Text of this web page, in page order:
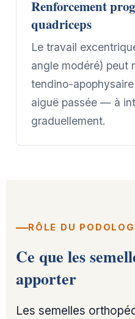
Renforcement
quadriceps
Le travail
angle modéré) peut
tendino-
aiguë passée — à
graduellement.
RÔLE DU
Ce que les
apporter
Les semelles